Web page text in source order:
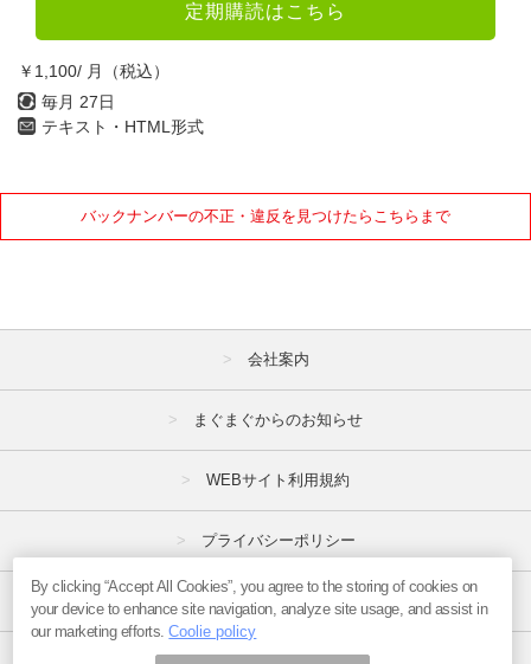
定期購読はこちら
￥1,100/ 月（税込）
毎月 27日
テキスト・HTML形式
バックナンバーの不正・違反を見つけたらこちらまで
会社案内
まぐまぐからのお知らせ
WEBサイト利用規約
プライバシーポリシー
特定商取引法
By clicking “Accept All Cookies”, you agree to the storing of cookies on
your device to enhance site navigation, analyze site usage, and assist in
our marketing efforts.Coolie policy